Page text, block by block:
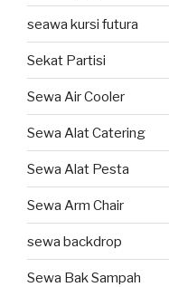
seawa kursi futura
Sekat Partisi
Sewa Air Cooler
Sewa Alat Catering
Sewa Alat Pesta
Sewa Arm Chair
sewa backdrop
Sewa Bak Sampah